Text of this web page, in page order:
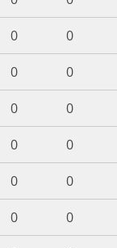
0 0
0 0
0 0
0 0
0 0
0 0